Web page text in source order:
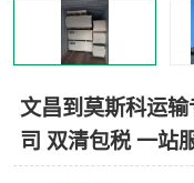
文昌到莫斯科运
司 双清包税 一站